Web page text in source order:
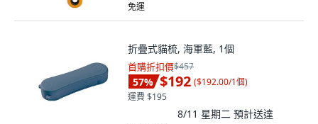
免運
折疊式貓梳, 海軍藍, 1個
首購折扣價$457
57% $192 ($192.00/1個)
運費 $195
8/11 星期二 預計送達